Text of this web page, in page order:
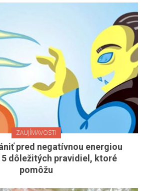
ZAUJÍMAVOSTI
pred negatívnou energiou
5 dôležitých pravidiel, ktoré
pomôžu